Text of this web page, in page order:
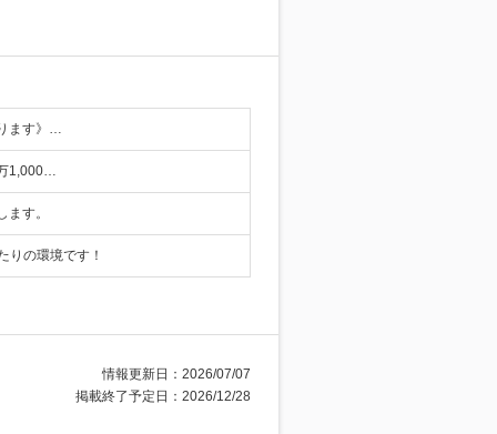
ます》…
1,000…
す。
の環境です！
情報更新日：2026/07/07
掲載終了予定日：2026/12/28